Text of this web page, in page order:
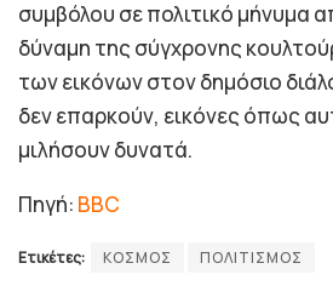
συμβόλου σε πολιτικό μήνυμα
δύναμη της σύγχρονης
των εικόνων στον δημόσιο
δεν επαρκούν, εικόνες όπως
μιλήσουν δυνατά.
Πηγή: BBC
Ετικέτες: ΚΟΣΜΟΣ ΠΟΛΙΤΙΣΜΟΣ